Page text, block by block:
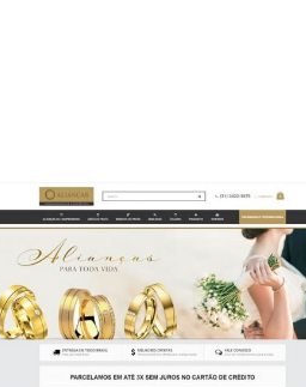
ALIANÇAS E ACESSÓRIOS